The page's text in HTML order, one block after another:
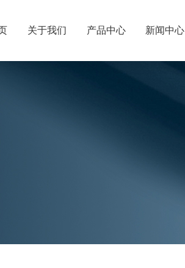
关于我们 产品中心 新闻中心